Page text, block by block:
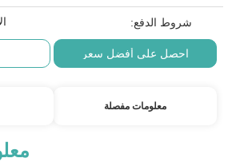
شروط الدفع:
احصل على أفضل سعر
معلومات مفصلة